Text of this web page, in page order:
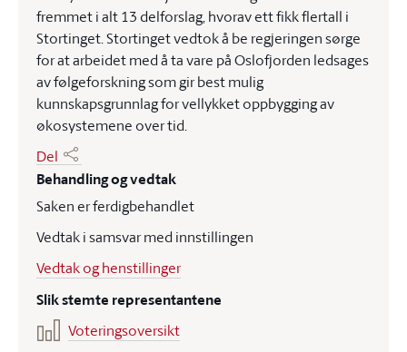
fremmet i alt 13 delforslag, hvorav ett fikk flertall i
Stortinget. Stortinget vedtok å be regjeringen sørge
for at arbeidet med å ta vare på Oslofjorden ledsages
av følgeforskning som gir best mulig
kunnskapsgrunnlag for vellykket oppbygging av
økosystemene over tid.
Del
Behandling og vedtak
Saken er ferdigbehandlet
Vedtak i samsvar med innstillingen
Vedtak og henstillinger
Slik stemte representantene
Voteringsoversikt